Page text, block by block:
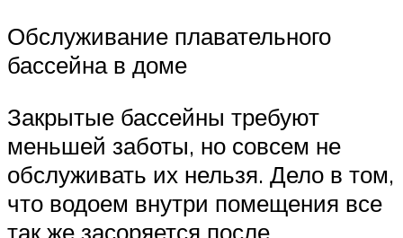
Обслуживание плавательного
бассейна в доме
Закрытые бассейны требуют
меньшей заботы, но совсем не
обслуживать их нельзя. Дело в том,
что водоем внутри помещения все
так же засоряется после